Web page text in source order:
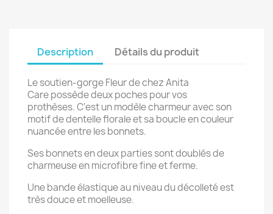
Description Détails du produit
Le soutien-gorge Fleur de chez Anita
Care possède deux poches pour vos
prothèses. C'est un modèle charmeur avec son
motif de dentelle florale et sa boucle en couleur
nuancée entre les bonnets.
Ses bonnets en deux parties sont doublés de
charmeuse en microfibre fine et ferme.
Une bande élastique au niveau du décolleté est
très douce et moelleuse.